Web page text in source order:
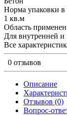
Норма упаковки в
1 кв.м
Область
Для внутренней
Все
0 отзывов
Описание
Отзывов (0)
Вопрос-